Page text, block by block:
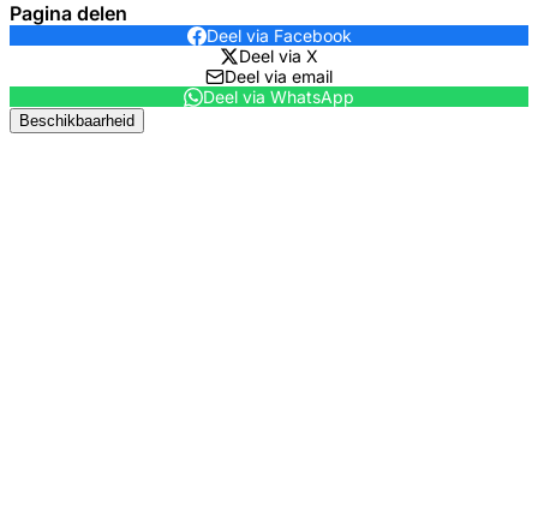
Pagina delen
Deel via Facebook
Deel via X
Deel via email
Deel via WhatsApp
Beschikbaarheid